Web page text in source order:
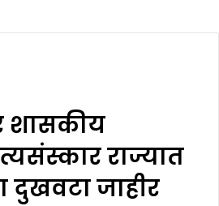
शासकीय
राज्यात
दुखवटा जाहीर